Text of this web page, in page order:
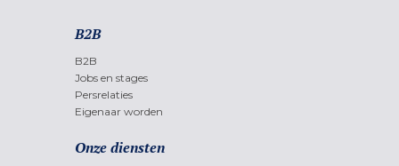
B2B
B2B
Jobs en stages
Persrelaties
Eigenaar worden
Onze diensten